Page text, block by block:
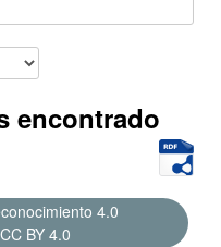
encontrado
4.0
BY 4.0